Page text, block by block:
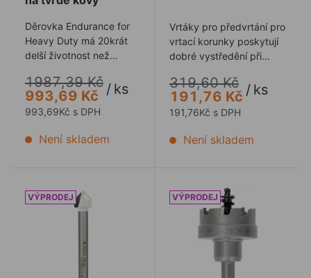
Děrovka Endurance for
Heavy Duty má 20krát
delší životnost než
děrovka ze sebeod ...
1987,39 Kč
993,69 Kč / ks
993,69Kč s DPH
Není skladem
Vrtáky pro předvrtání pro
vrtací korunky poskytují
dobré vystředění při
korunkami ...
319,60 Kč
191,76 Kč / ks
191,76Kč s DPH
Není skladem
Vrták BOSCH EXPERT na obkládačky 14mm
Korunka BOSCH 40mm